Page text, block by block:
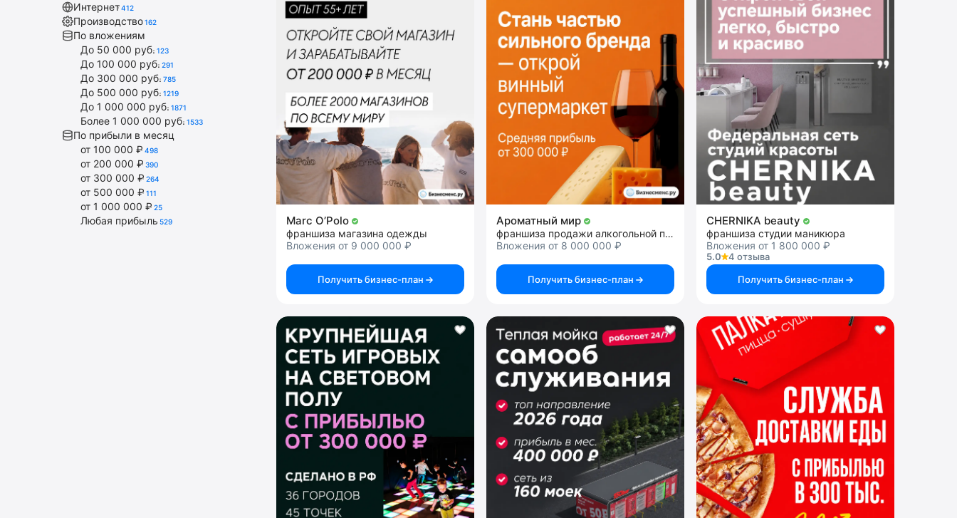
Интернет412
Производство162
По вложениям
До 50 000 руб. 123
До 100 000 руб. 291
До 300 000 руб. 785
До 500 000 руб. 1219
До 1 000 000 руб. 1871
Более 1 000 000 руб. 1533
По прибыли в месяц
от 100 000 ₽ 498
от 200 000 ₽ 390
от 300 000 ₽ 264
от 500 000 ₽ 111
от 1 000 000 ₽ 25
Любая прибыль 529 Marc O’Polo
франшиза магазина одежды
Вложения от 9 000 000 ₽
Получить бизнес-план
Ароматный мир
франшиза продажи алкогольной продукции
Вложения от 8 000 000 ₽
Получить бизнес-план
CHERNIKA beauty
франшиза студии маникюра
Вложения от 1 800 000 ₽
5.0
4 отзыва
Получить бизнес-план